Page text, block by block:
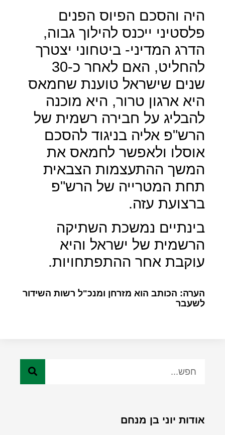
היה והסכם הפיוס הפנים
פלסטיני ייכנס להילוך גבוה,
הדרג המדיני- ביטחוני יצטרך
להחליט, האם לאחר כ-30
שנים שישראל טוענת שחמאס
היא ארגון טרור, היא מוכנה
להבליג על חבירה רשמית של
הרש"פ אליה בניגוד להסכם
אוסלו ולאפשר לחמאס את
המשך ההתעצמות הצבאית
תחת המטרייה של הרש"פ
ברצועת עזה.
בינתיים נמשכת השתיקה
הרשמית של ישראל והיא
עוקבת אחר ההתפתחויות.
הערה: הכותב הוא מזרחן ומנכ"ל רשות השידור
לשעבר
אודות יוני בן מנחם